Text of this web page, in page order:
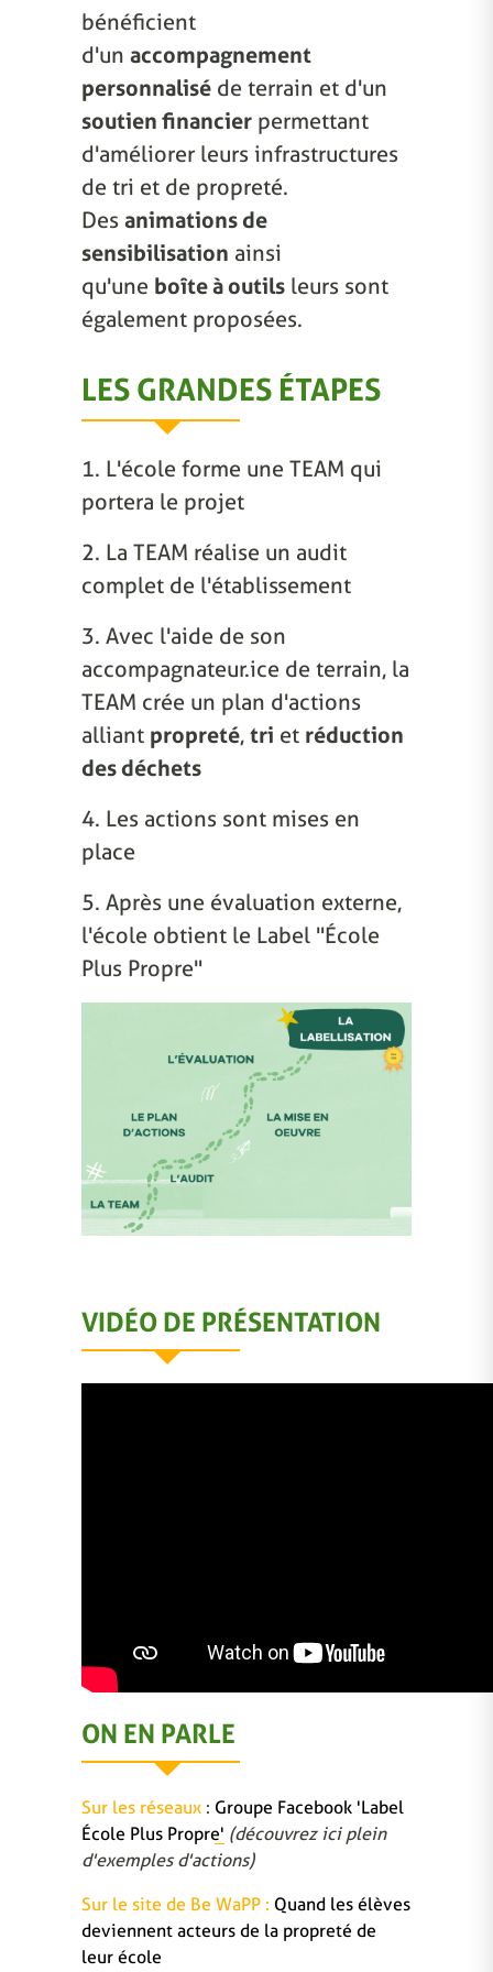
bénéficient
d'un accompagnement
personnalisé de terrain et d'un
soutien financier permettant
d'améliorer leurs infrastructures
de tri et de propreté.
Des animations de
sensibilisation ainsi
qu'une boîte à outils leurs sont
également proposées.
LES GRANDES ÉTAPES
1. L'école forme une TEAM qui
portera le projet
2. La TEAM réalise un audit
complet de l'établissement
3. Avec l'aide de son
accompagnateur.ice de terrain, la
TEAM crée un plan d'actions
alliant propreté, tri et réduction
des déchets
4. Les actions sont mises en
place
5. Après une évaluation externe,
l'école obtient le Label "École
Plus Propre"
VIDÉO DE PRÉSENTATION
ON EN PARLE
Sur les réseaux : Groupe Facebook 'Label
École Plus Propre' (découvrez ici plein
d'exemples d'actions)
Sur le site de Be WaPP : Quand les élèves
deviennent acteurs de la propreté de
leur école